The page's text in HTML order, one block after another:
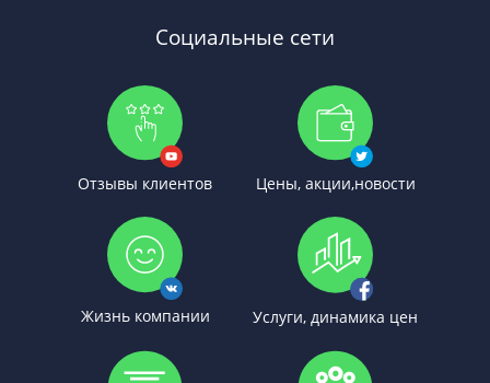
Социальные сети
Отзывы клиентов Цены, акции,новости
Жизнь компании Услуги, динамика цен